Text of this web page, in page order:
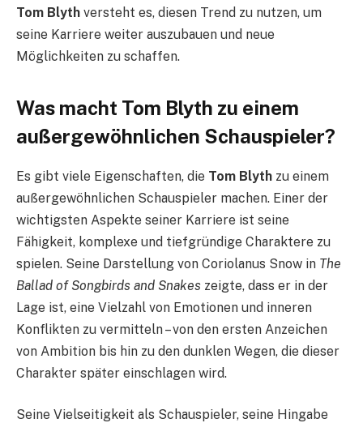
Tom Blyth versteht es, diesen Trend zu nutzen, um
seine Karriere weiter auszubauen und neue
Möglichkeiten zu schaffen.
Was macht Tom Blyth zu einem
außergewöhnlichen Schauspieler?
Es gibt viele Eigenschaften, die Tom Blyth zu einem
außergewöhnlichen Schauspieler machen. Einer der
wichtigsten Aspekte seiner Karriere ist seine
Fähigkeit, komplexe und tiefgründige Charaktere zu
spielen. Seine Darstellung von Coriolanus Snow in The
Ballad of Songbirds and Snakes zeigte, dass er in der
Lage ist, eine Vielzahl von Emotionen und inneren
Konflikten zu vermitteln – von den ersten Anzeichen
von Ambition bis hin zu den dunklen Wegen, die dieser
Charakter später einschlagen wird.
Seine Vielseitigkeit als Schauspieler, seine Hingabe